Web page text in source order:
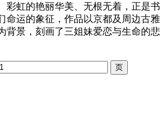
彩虹的艳丽华美、无根无着，正是书
命运的象征，作品以京都及周边古雅
背景，刻画了三姐妹爱恋与生命的悲